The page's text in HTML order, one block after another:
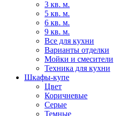
3 кв. м.
5 кв. м.
6 кв. м.
9 кв. м.
Все для кухни
Варианты отделки
Мойки и смесители
Техника для кухни
Шкафы-купе
Цвет
Коричневые
Серые
Темные